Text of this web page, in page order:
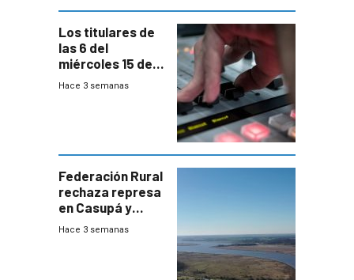
Los titulares de
las 6 del
miércoles 15 de
julio de 2026
Hace 3 semanas
Federación Rural
rechaza represa
en Casupá y
firma demanda
Hace 3 semanas